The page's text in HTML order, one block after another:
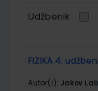
Udžbenik
FIZIKA 4;
Autor(i): Jakov